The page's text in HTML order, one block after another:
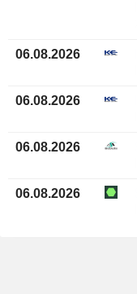
06.08.2026
06.08.2026
06.08.2026
06.08.2026